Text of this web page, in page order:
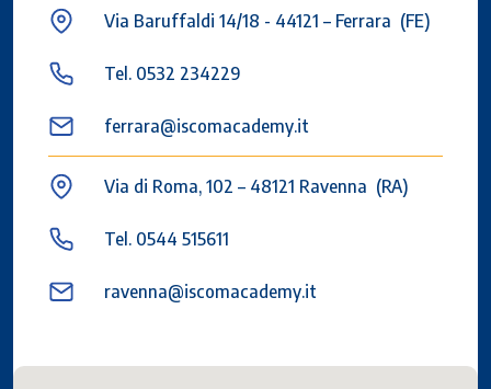
Via Baruffaldi 14/18 - 44121 – Ferrara (FE)
Tel. 0532 234229
ferrara@iscomacademy.it
Via di Roma, 102 – 48121 Ravenna (RA)
Tel. 0544 515611
ravenna@iscomacademy.it